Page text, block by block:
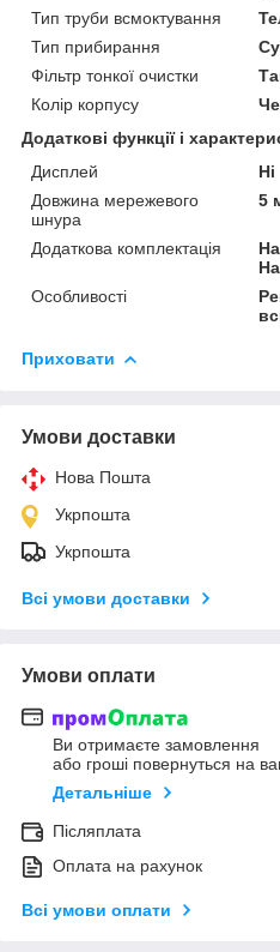
Тип труби всмоктування
Тип прибирання
Фільтр тонкої очистки
Колір корпусу
Додаткові функції і
Дисплей
Ні
Довжина мережевого
шнура
5
Додаткова комплектація
Особливості
Приховати
Умови доставки
Нова Пошта
Укрпошта
Укрпошта
Всі умови доставки
Умови оплати
Ви отримаєте замовлення
або гроші повернуться на
Детальніше
Післяплата
Оплата на рахунок
Всі умови оплати